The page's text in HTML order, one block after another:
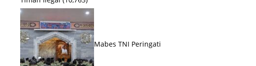
Mabes TNI Peringati